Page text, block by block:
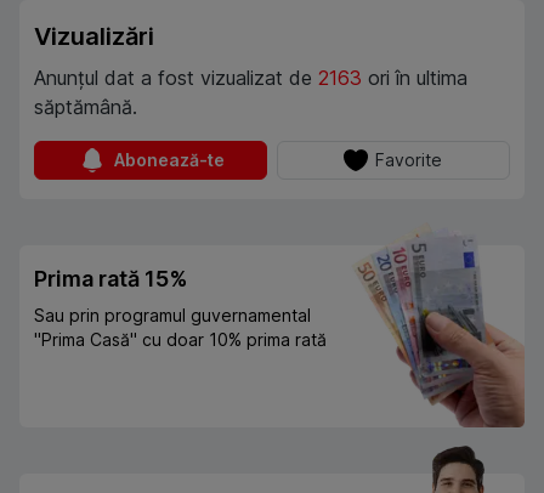
Vizualizări
Anunțul dat a fost vizualizat de 2163 ori în ultima
săptămână.
Abonează-te Favorite
Prima rată 15%
Sau prin programul guvernamental
"Prima Casă" cu doar 10% prima rată